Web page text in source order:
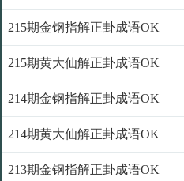
215期金钢指解正卦成语OK
215期黄大仙解正卦成语OK
214期金钢指解正卦成语OK
214期黄大仙解正卦成语OK
213期金钢指解正卦成语OK